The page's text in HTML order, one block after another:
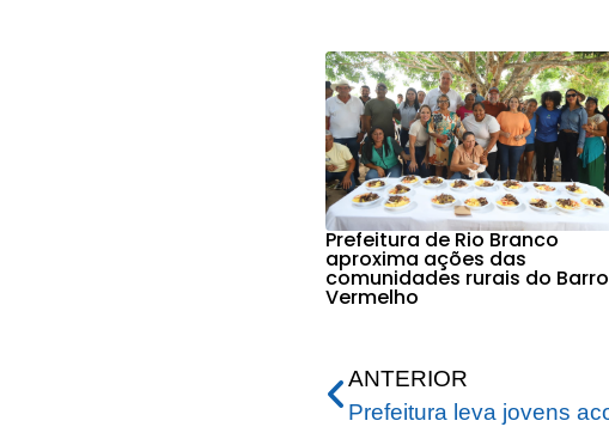
Prefeitura de Rio Branco
aproxima ações das
comunidades rurais do Barro
Vermelho
ANTERIOR